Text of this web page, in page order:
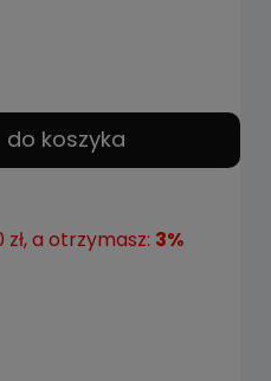
do koszyka
a otrzymasz: 3%